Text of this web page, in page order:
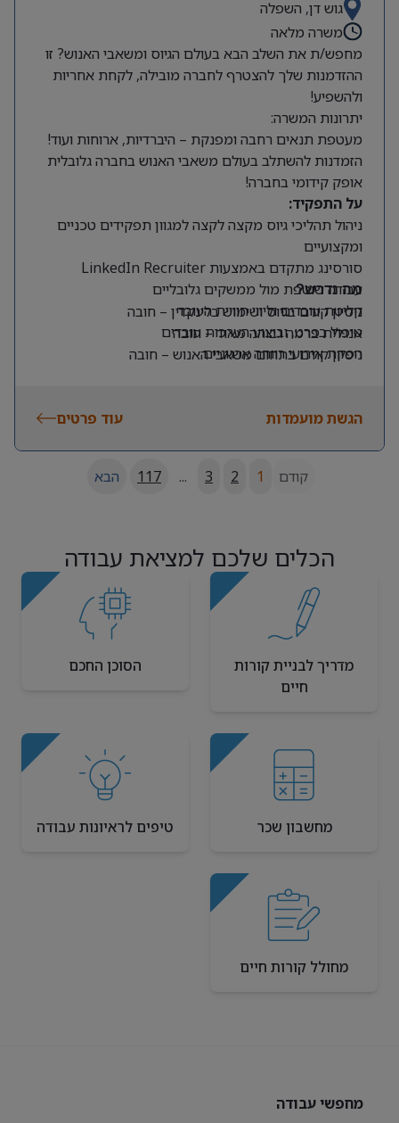
גוש דן, השפלה
משרה מלאה
מחפש/ת את השלב הבא בעולם הגיוס ומשאבי האנוש? זו
ההזדמנות שלך להצטרף לחברה מובילה, לקחת אחריות
ולהשפיע!
יתרונות המשרה:
מעטפת תנאים רחבה ומפנקת – היברדיות, ארוחות ועוד!
הזמדנות להשתלב בעולם משאבי האנוש בחברה גלובלית
אופק קידומי בחברה!
על התפקיד:
ניהול תהליכי גיוס מקצה לקצה למגוון תפקידים טכניים
ומקצועיים
סורסינג מתקדם באמצעות LinkedIn Recruiter
עבודה שוטפת מול ממשקים גלובליים
קליטת עובדים וליווי חוויית העובד
טיפול בפרט, וביצוע הערכות עובדים
הפקת אירועי רווחה ארגוניים
מה נדרש?
ניסיון קודם בגיוס ושימוש בלינקדין – חובה
אנגלית ברמה גבוהה מאוד – חובה
ניסיון קודם בתחום משאבי האנוש – חובה
הגשת מועמדות
עוד פרטים
קודם 1
2
3
...
117 הבא
הכלים שלכם למציאת עבודה
מדריך לבניית קורות
חיים
הסוכן החכם
מחשבון שכר טיפים לראיונות עבודה
מחולל קורות חיים
מחפשי עבודה